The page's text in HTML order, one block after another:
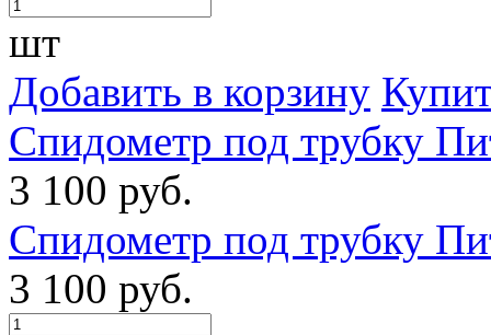
шт
Добавить в корзину
Спидометр под трубку
3 100 руб.
Спидометр под трубку
3 100 руб.